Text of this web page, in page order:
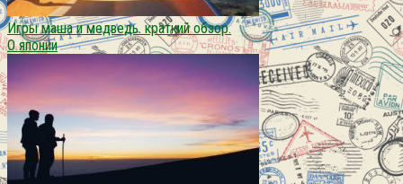
Игры маша и медведь. краткий обзор.
О японии